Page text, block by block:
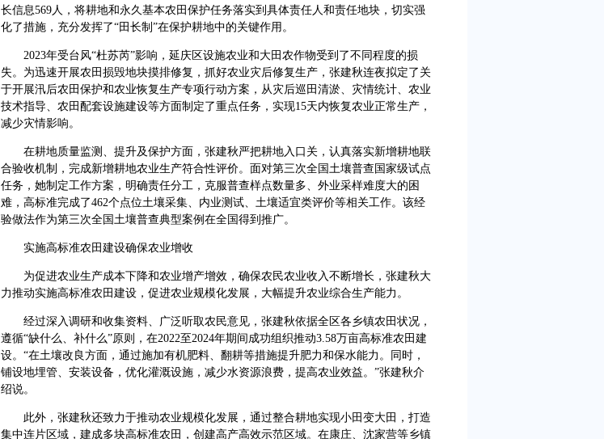
长信息569人，将耕地和永久基本农田保护任务落实到具体责任人和责任地块，切实强
化了措施，充分发挥了“田长制”在保护耕地中的关键作用。
2023年受台风“杜苏芮”影响，延庆区设施农业和大田农作物受到了不同程度的损
失。为迅速开展农田损毁地块摸排修复，抓好农业灾后修复生产，张建秋连夜拟定了关
于开展汛后农田保护和农业恢复生产专项行动方案，从灾后巡田清淤、灾情统计、农业
技术指导、农田配套设施建设等方面制定了重点任务，实现15天内恢复农业正常生产，
减少灾情影响。
在耕地质量监测、提升及保护方面，张建秋严把耕地入口关，认真落实新增耕地联
合验收机制，完成新增耕地农业生产符合性评价。面对第三次全国土壤普查国家级试点
任务，她制定工作方案，明确责任分工，克服普查样点数量多、外业采样难度大的困
难，高标准完成了462个点位土壤采集、内业测试、土壤适宜类评价等相关工作。该经
验做法作为第三次全国土壤普查典型案例在全国得到推广。
实施高标准农田建设确保农业增收
为促进农业生产成本下降和农业增产增效，确保农民农业收入不断增长，张建秋大
力推动实施高标准农田建设，促进农业规模化发展，大幅提升农业综合生产能力。
经过深入调研和收集资料、广泛听取农民意见，张建秋依据全区各乡镇农田状况，
遵循“缺什么、补什么”原则，在2022至2024年期间成功组织推动3.58万亩高标准农田建
设。“在土壤改良方面，通过施加有机肥料、翻耕等措施提升肥力和保水能力。同时，
铺设地埋管、安装设备，优化灌溉设施，减少水资源浪费，提高农业效益。”张建秋介
绍说。
此外，张建秋还致力于推动农业规模化发展，通过整合耕地实现小田变大田，打造
集中连片区域，建成多块高标准农田，创建高产高效示范区域。在康庄、沈家营等乡镇